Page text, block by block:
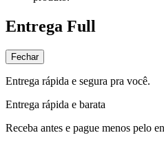
Entrega Full
Fechar
Entrega rápida e segura pra você.
Entrega rápida e barata
Receba antes e pague menos pelo